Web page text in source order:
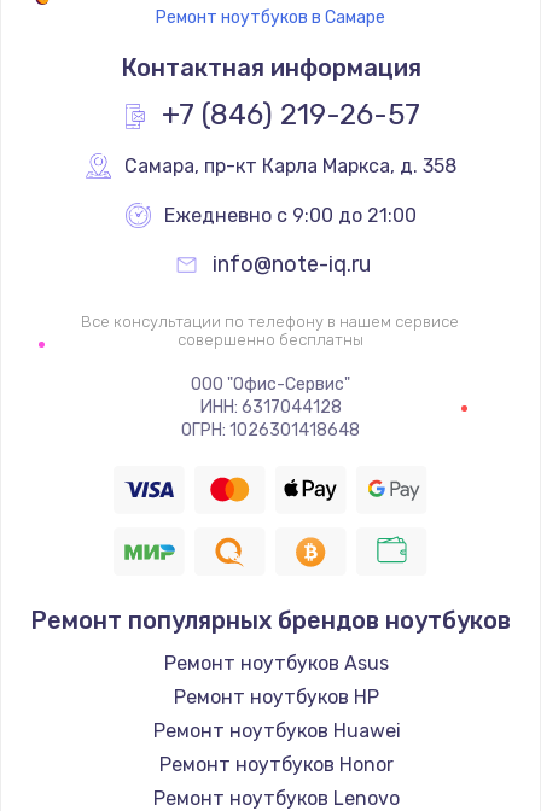
Ремонт ноутбуков в Самаре
Контактная информация
+7 (846) 219-26-57
Самара, пр-кт Карла Маркса, д. 358
Ежедневно с 9:00 до 21:00
info@note-iq.ru
Все консультации по телефону в нашем сервисе
совершенно бесплатны
ООО "Офис-Сервис"
ИНН: 6317044128
ОГРН: 1026301418648
Ремонт популярных брендов ноутбуков
Ремонт ноутбуков Asus
Ремонт ноутбуков HP
Ремонт ноутбуков Huawei
Ремонт ноутбуков Honor
Ремонт ноутбуков Lenovo